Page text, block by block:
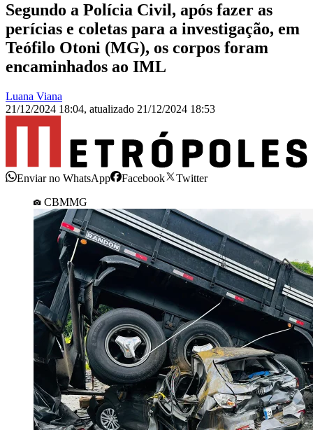
Segundo a Polícia Civil, após fazer as
perícias e coletas para a investigação, em
Teófilo Otoni (MG), os corpos foram
encaminhados ao IML
Luana Viana
21/12/2024 18:04, atualizado 21/12/2024 18:53
Enviar no WhatsApp Facebook
Twitter
CBMMG